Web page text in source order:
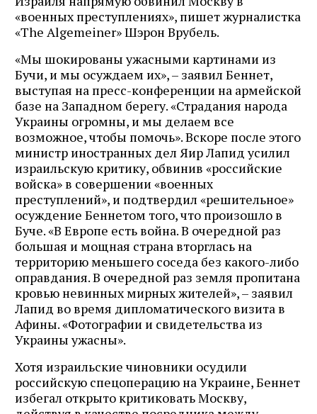
«военных преступлениях», пишет журналистка
«The Algemeiner» Шэрон Врубель.
«Мы шокированы ужасными картинами из
Бучи, и мы осуждаем их», – заявил Беннет,
выступая на пресс-конференции на армейской
базе на Западном берегу. «Страдания народа
Украины огромны, и мы делаем все
возможное, чтобы помочь». Вскоре после этого
министр иностранных дел Яир Лапид усилил
израильскую критику, обвинив «российские
войска» в совершении «военных
преступлений», и подтвердил «решительное»
осуждение Беннетом того, что произошло в
Буче. «В Европе есть война. В очередной раз
большая и мощная страна вторглась на
территорию меньшего соседа без какого-либо
оправдания. В очередной раз земля пропитана
кровью невинных мирных жителей», – заявил
Лапид во время дипломатического визита в
Афины. «Фотографии и свидетельства из
Украины ужасны».
Хотя израильские чиновники осудили
российскую спецоперацию на Украине, Беннет
избегал открыто критиковать Москву,